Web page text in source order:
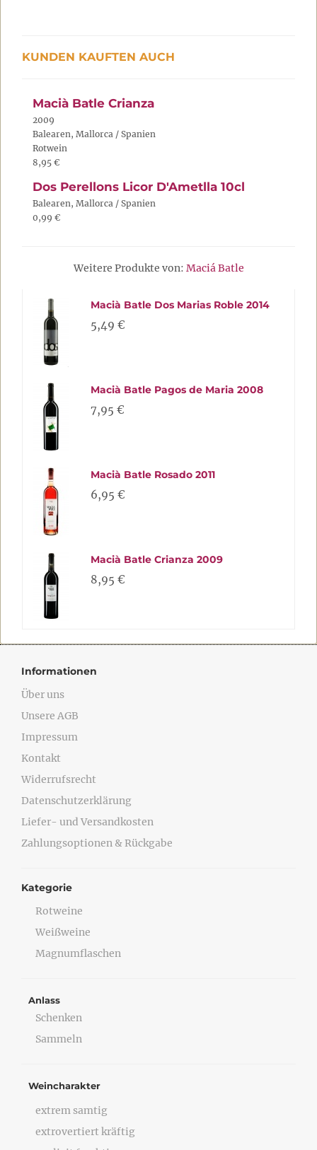
KUNDEN KAUFTEN AUCH
Macià Batle Crianza
2009
Balearen, Mallorca / Spanien
Rotwein
8,95 €
Dos Perellons Licor D'Ametlla 10cl
Balearen, Mallorca / Spanien
0,99 €
Weitere Produkte von: Maciá Batle
Macià Batle Dos Marias Roble 2014
5,49 €
Macià Batle Pagos de Maria 2008
7,95 €
Macià Batle Rosado 2011
6,95 €
Macià Batle Crianza 2009
8,95 €
Informationen
Über uns
Unsere AGB
Impressum
Kontakt
Widerrufsrecht
Datenschutzerklärung
Liefer- und Versandkosten
Zahlungsoptionen & Rückgabe
Kategorie
Rotweine
Weißweine
Magnumflaschen
Anlass
Schenken
Sammeln
Weincharakter
extrem samtig
extrovertiert kräftig